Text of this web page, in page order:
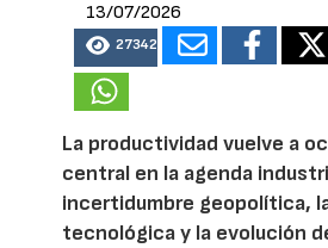
13/07/2026
27342
La productividad vuelve a
central en la agenda
incertidumbre geopolítica,
tecnológica y la evolución